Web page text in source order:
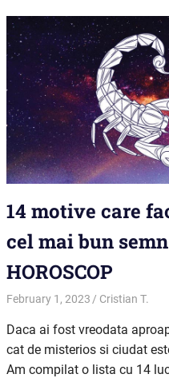
14 motive care
cel mai bun
HOROSCOP
February 1, 2023 Cristian T.
Daca ai fost vreodata
cat de misterios si ciudat
Am compilat o lista cu 14